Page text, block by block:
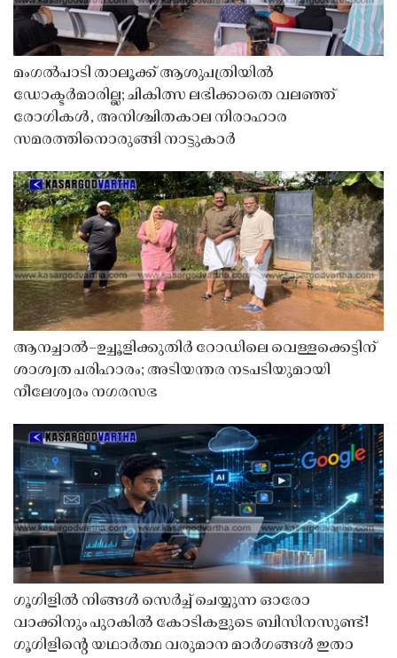
മംഗൽപാടി താലൂക്ക് ആശുപത്രിയിൽ
ഡോക്ടർമാരില്ല; ചികിത്സ ലഭിക്കാതെ വലഞ്ഞ്
രോഗികൾ, അനിശ്ചിതകാല നിരാഹാര
സമരത്തിനൊരുങ്ങി നാട്ടുകാർ
ആനച്ചാൽ–ഉച്ചൂളിക്കുതിർ റോഡിലെ വെള്ളക്കെട്ടിന്
ശാശ്വത പരിഹാരം; അടിയന്തര നടപടിയുമായി
നീലേശ്വരം നഗരസഭ
ഗൂഗിളിൽ നിങ്ങൾ സെർച്ച് ചെയ്യുന്ന ഓരോ
വാക്കിനും പുറകിൽ കോടികളുടെ ബിസിനസുണ്ട്!
ഗൂഗിളിന്റെ യഥാർത്ഥ വരുമാന മാർഗങ്ങൾ ഇതാ